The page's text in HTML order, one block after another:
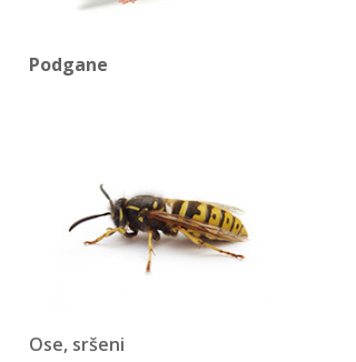
Podgane
Ose, sršeni